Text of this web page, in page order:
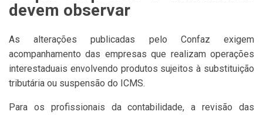
devem observar
As alterações publicadas pelo Confaz exigem
acompanhamento das empresas que realizam operações
interestaduais envolvendo produtos sujeitos à substituição
tributária ou suspensão do ICMS.
Para os profissionais da contabilidade, a revisão das